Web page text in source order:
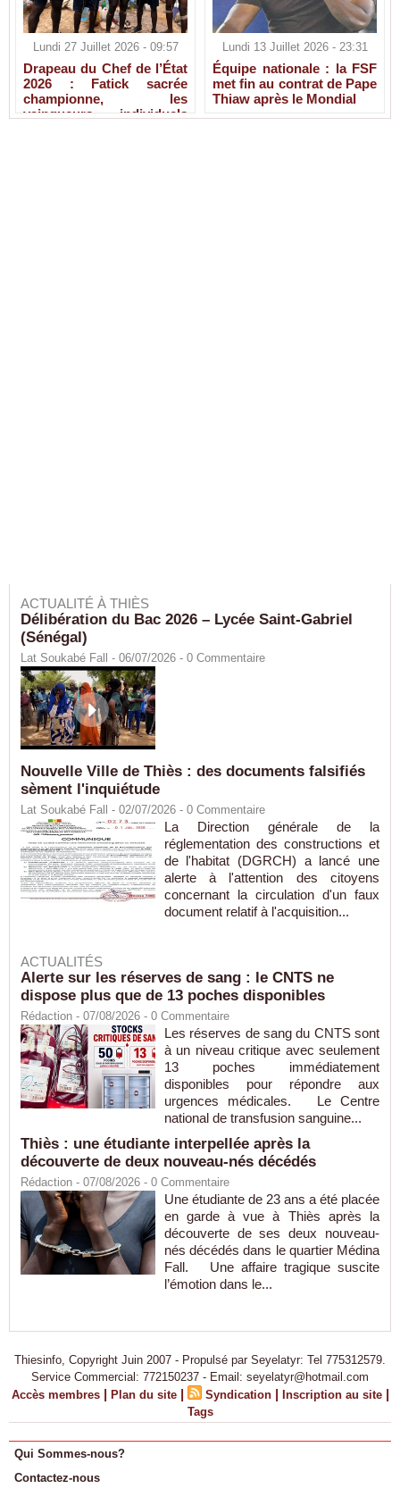
Lundi 27 Juillet 2026 - 09:57
Drapeau du Chef de l’État
2026 : Fatick sacrée
championne, les
vainqueurs individuels
Lundi 13 Juillet 2026 - 23:31
Équipe nationale : la FSF
met fin au contrat de Pape
Thiaw après le Mondial
ACTUALITÉ À THIÈS
Délibération du Bac 2026 – Lycée Saint-Gabriel
(Sénégal)
Lat Soukabé Fall - 06/07/2026 - 0 Commentaire
Nouvelle Ville de Thiès : des documents falsifiés
sèment l'inquiétude
Lat Soukabé Fall - 02/07/2026 - 0 Commentaire
La Direction générale de la
réglementation des constructions et
de l'habitat (DGRCH) a lancé une
alerte à l'attention des citoyens
concernant la circulation d'un faux
document relatif à l'acquisition...
ACTUALITÉS
Alerte sur les réserves de sang : le CNTS ne
dispose plus que de 13 poches disponibles
Rédaction - 07/08/2026 - 0 Commentaire
Les réserves de sang du CNTS sont
à un niveau critique avec seulement
13 poches immédiatement
disponibles pour répondre aux
urgences médicales. Le Centre
national de transfusion sanguine...
Thiès : une étudiante interpellée après la
découverte de deux nouveau-nés décédés
Rédaction - 07/08/2026 - 0 Commentaire
Une étudiante de 23 ans a été placée
en garde à vue à Thiès après la
découverte de ses deux nouveau-
nés décédés dans le quartier Médina
Fall. Une affaire tragique suscite
l’émotion dans le...
Thiesinfo, Copyright Juin 2007 - Propulsé par Seyelatyr: Tel 775312579.
Service Commercial: 772150237 - Email: seyelatyr@hotmail.com
Accès membres | Plan du site | Syndication | Inscription au site |
Tags
Qui Sommes-nous?
Contactez-nous